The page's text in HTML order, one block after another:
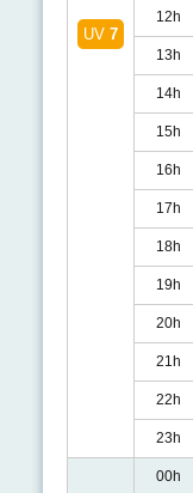
UV 7
12h
13h
14h
15h
16h
17h
18h
19h
20h
21h
22h
23h
00h